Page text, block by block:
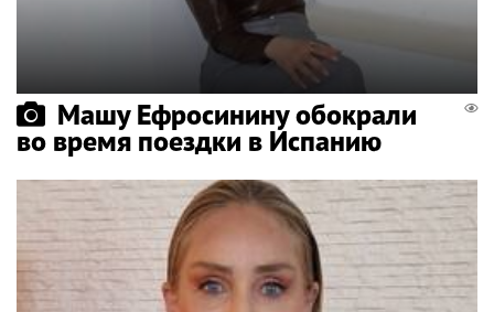
Машу Ефросинину обокрали
во время поездки в Испанию